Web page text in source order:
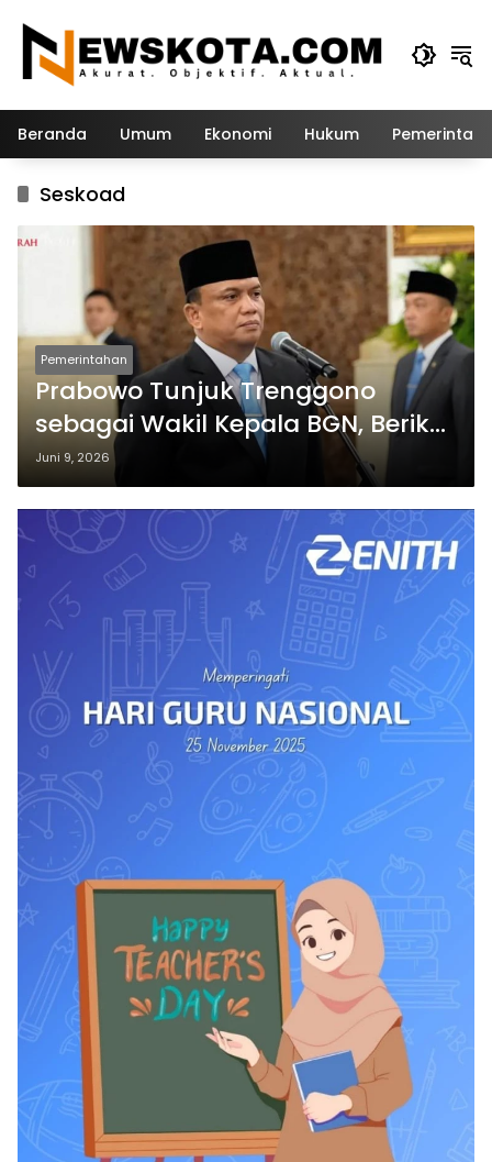
konten
Beranda Umum Ekonomi Hukum
Seskoad
Pemerintahan
Prabowo Tunjuk Trenggono
sebagai Wakil Kepala BGN, Berikut
Profil dan Kariernya
Juni 9, 2026